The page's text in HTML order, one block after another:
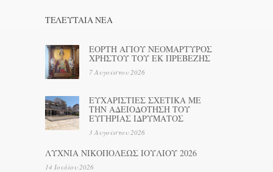
ΤΕΛΕΥΤΑΊΑ ΝΕΑ
ΕΟΡΤΗ ΑΓΙΟΥ ΝΕΟΜΑΡΤΥΡΟΣ
ΧΡΗΣΤΟΥ ΤΟΥ ΕΚ ΠΡΕΒΕΖΗΣ
7 Αυγούστου 2026
ΕΥΧΑΡΙΣΤΙΕΣ ΣΧΕΤΙΚΑ ΜΕ
ΤΗΝ ΑΔΕΙΟΔΟΤΗΣΗ ΤΟΥ
ΕΥΓΗΡΙΑΣ ΙΔΡΥΜΑΤΟΣ
3 Αυγούστου 2026
ΛΥΧΝΙΑ ΝΙΚΟΠΟΛΕΩΣ ΙΟΥΛΙΟΥ 2026
14 Ιουλίου 2026